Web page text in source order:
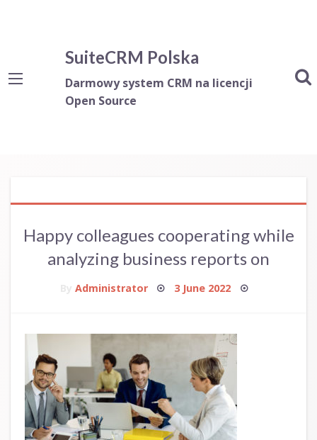
SuiteCRM Polska
Darmowy system CRM na licencji
Open Source
Happy colleagues cooperating while
analyzing business reports on
Administrator Posted
on
3 June 2022